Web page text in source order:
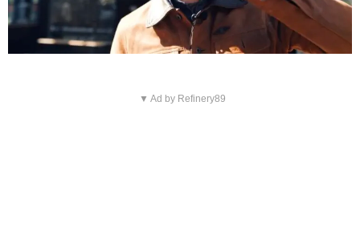
▼ Ad by Refinery89